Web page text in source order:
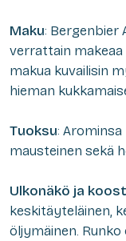
Maku: Bergenbier
verrattain makeaa
makua kuvailisin
hieman
Tuoksu:
mausteinen sekä
Ulkonäkö ja
keskitäyteläinen,
öljymäinen.